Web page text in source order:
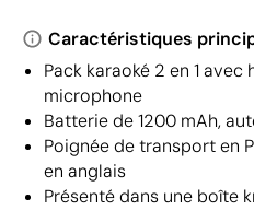
Caractéristiques
Pack karaoké 2 en 1
microphone
Batterie de 1200 mAh,
Poignée de transport en
en anglais
Présenté dans une boîte